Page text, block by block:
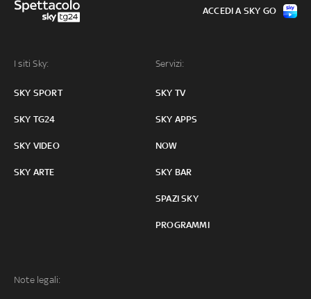
I siti Sky:
SKY SPORT
SKY TG24
SKY VIDEO
SKY ARTE
Servizi:
SKY TV
SKY APPS
NOW
SKY BAR
SPAZI SKY
PROGRAMMI
Note legali:
ACCEDI A SKY GO